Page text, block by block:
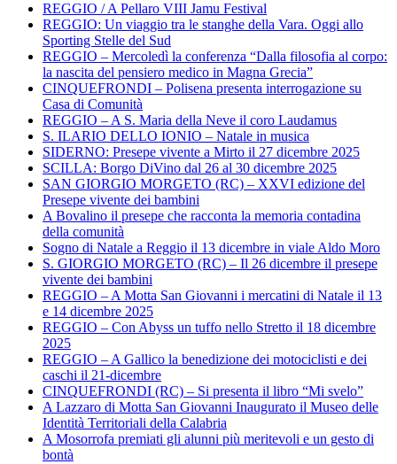
REGGIO / A Pellaro VIII Jamu Festival
REGGIO: Un viaggio tra le stanghe della Vara. Oggi allo
Sporting Stelle del Sud
REGGIO – Mercoledì la conferenza “Dalla filosofia al corpo:
la nascita del pensiero medico in Magna Grecia”
CINQUEFRONDI – Polisena presenta interrogazione su
Casa di Comunità
REGGIO – A S. Maria della Neve il coro Laudamus
S. ILARIO DELLO IONIO – Natale in musica
SIDERNO: Presepe vivente a Mirto il 27 dicembre 2025
SCILLA: Borgo DiVino dal 26 al 30 dicembre 2025
SAN GIORGIO MORGETO (RC) – XXVI edizione del
Presepe vivente dei bambini
A Bovalino il presepe che racconta la memoria contadina
della comunità
Sogno di Natale a Reggio il 13 dicembre in viale Aldo Moro
S. GIORGIO MORGETO (RC) – Il 26 dicembre il presepe
vivente dei bambini
REGGIO – A Motta San Giovanni i mercatini di Natale il 13
e 14 dicembre 2025
REGGIO – Con Abyss un tuffo nello Stretto il 18 dicembre
2025
REGGIO – A Gallico la benedizione dei motociclisti e dei
caschi il 21-dicembre
CINQUEFRONDI (RC) – Si presenta il libro “Mi svelo”
A Lazzaro di Motta San Giovanni Inaugurato il Museo delle
Identità Territoriali della Calabria
A Mosorrofa premiati gli alunni più meritevoli e un gesto di
bontà